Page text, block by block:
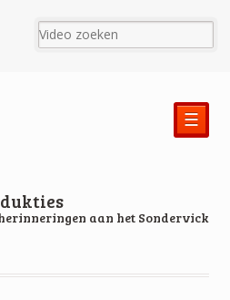
☰
aan het Sondervick